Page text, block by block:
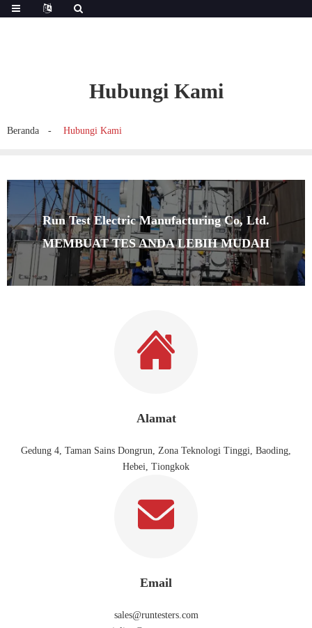
Hubungi Kami
Beranda Hubungi Kami
Run Test Electric Manufacturing Co, Ltd.
MEMBUAT TES ANDA LEBIH MUDAH
Alamat
Gedung 4, Taman Sains Dongrun, Zona Teknologi Tinggi, Baoding,
Hebei, Tiongkok
Email
sales@runtesters.com